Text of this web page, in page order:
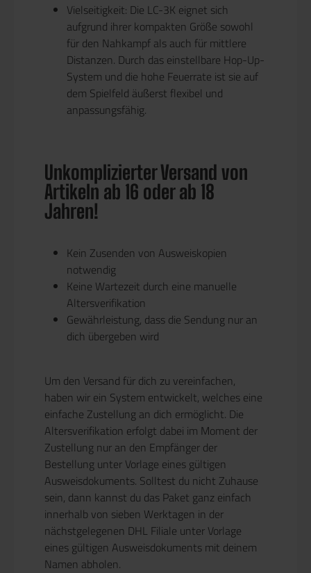
Vielseitigkeit: Die LC-3K eignet sich
aufgrund ihrer kompakten Größe sowohl
für den Nahkampf als auch für mittlere
Distanzen. Durch das einstellbare Hop-Up-
System und die hohe Feuerrate ist sie auf
dem Spielfeld äußerst flexibel und
anpassungsfähig.
Unkomplizierter Versand von
Artikeln ab 16 oder ab 18
Jahren!
Kein Zusenden von Ausweiskopien
notwendig
Keine Wartezeit durch eine manuelle
Altersverifikation
Gewährleistung, dass die Sendung nur an
dich übergeben wird
Um den Versand für dich zu vereinfachen,
haben wir ein System entwickelt, welches eine
einfache Zustellung an dich ermöglicht. Die
Altersverifikation erfolgt dabei im Moment der
Zustellung nur an den Empfänger der
Bestellung unter Vorlage eines gültigen
Ausweisdokuments. Solltest du nicht Zuhause
sein, dann kannst du das Paket ganz einfach
innerhalb von sieben Werktagen in der
nächstgelegenen DHL Filiale unter Vorlage
eines gültigen Ausweisdokuments mit deinem
Namen abholen.